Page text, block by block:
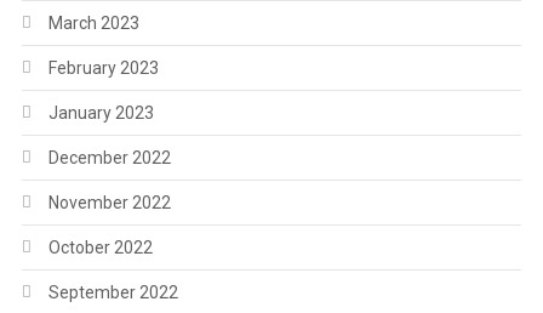
March 2023
February 2023
January 2023
December 2022
November 2022
October 2022
September 2022